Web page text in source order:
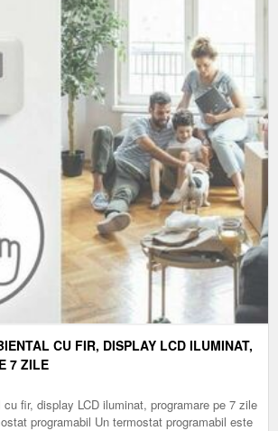
CU FIR, DISPLAY LCD ILUMINAT,
7 ZILE
fir, display LCD iluminat, programare pe 7 zile
programabil Un termostat programabil este